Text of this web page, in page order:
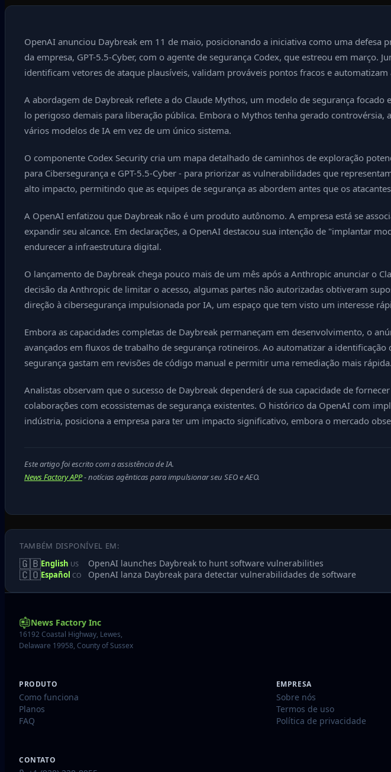
OpenAI anunciou Daybreak em 11 de maio, posicionando a iniciativa como uma
da empresa, GPT-5.5-Cyber, com o agente de segurança Codex, que estreou em
identificam vetores de ataque plausíveis, validam prováveis pontos fracos e automatizam
A abordagem de Daybreak reflete a do Claude Mythos, um modelo de segurança
lo perigoso demais para liberação pública. Embora o Mythos tenha gerado
vários modelos de IA em vez de um único sistema.
O componente Codex Security cria um mapa detalhado de caminhos de exploração
para Cibersegurança e GPT-5.5-Cyber - para priorizar as vulnerabilidades que
alto impacto, permitindo que as equipes de segurança as abordem antes que os
A OpenAI enfatizou que Daybreak não é um produto autônomo. A empresa está se
expandir seu alcance. Em declarações, a OpenAI destacou sua intenção de "implantar
endurecer a infraestrutura digital.
O lançamento de Daybreak chega pouco mais de um mês após a Anthropic anunciar o
decisão da Anthropic de limitar o acesso, algumas partes não autorizadas obtiveram
direção à cibersegurança impulsionada por IA, um espaço que tem visto um interesse
Embora as capacidades completas de Daybreak permaneçam em desenvolvimento, o
avançados em fluxos de trabalho de segurança rotineiros. Ao automatizar a
segurança gastam em revisões de código manual e permitir uma remediação mais rápida.
Analistas observam que o sucesso de Daybreak dependerá de sua capacidade de
colaborações com ecossistemas de segurança existentes. O histórico da OpenAI com
indústria, posiciona a empresa para ter um impacto significativo, embora o mercado
Este artigo foi escrito com a assistência de IA.
News Factory APP- notícias agênticas para impulsionar seu SEO e AEO.
TAMBÉM DISPONÍVEL EM:
🇬🇧English US OpenAI launches Daybreak to hunt software vulnerabilities
🇨🇴Español CO OpenAI lanza Daybreak para detectar vulnerabilidades de software
News Factory Inc
16192 Coastal Highway, Lewes,
Delaware 19958, County of Sussex
PRODUTO
Como funciona
Planos
FAQ
EMPRESA
Sobre nós
Termos de uso
Política de privacidade
CONTATO